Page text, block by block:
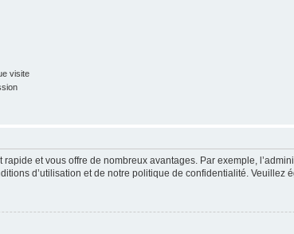
visite
et vous offre de nombreux avantages. Par exemple,
d’utilisation et de notre politique de confidentialité.